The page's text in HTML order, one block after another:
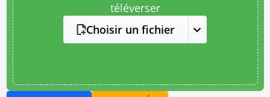
téléverser
Choisir un fichier